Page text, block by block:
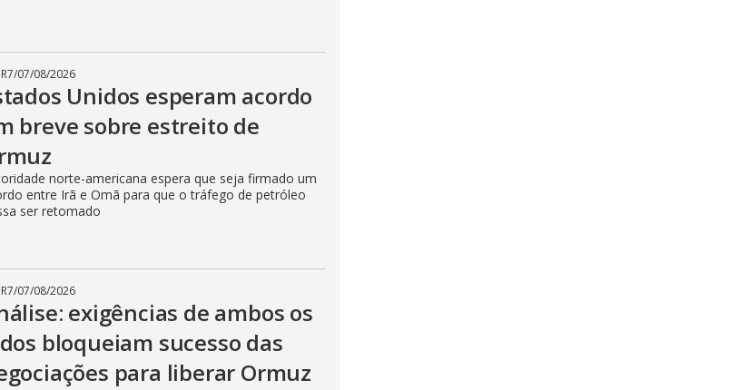
/07/08/2026
Unidos esperam acordo
breve sobre estreito de
norte-americana espera que seja firmado um
entre Irã e Omã para que o tráfego de petróleo
ser retomado
/07/08/2026
exigências de ambos os
bloqueiam sucesso das
para liberar Ormuz